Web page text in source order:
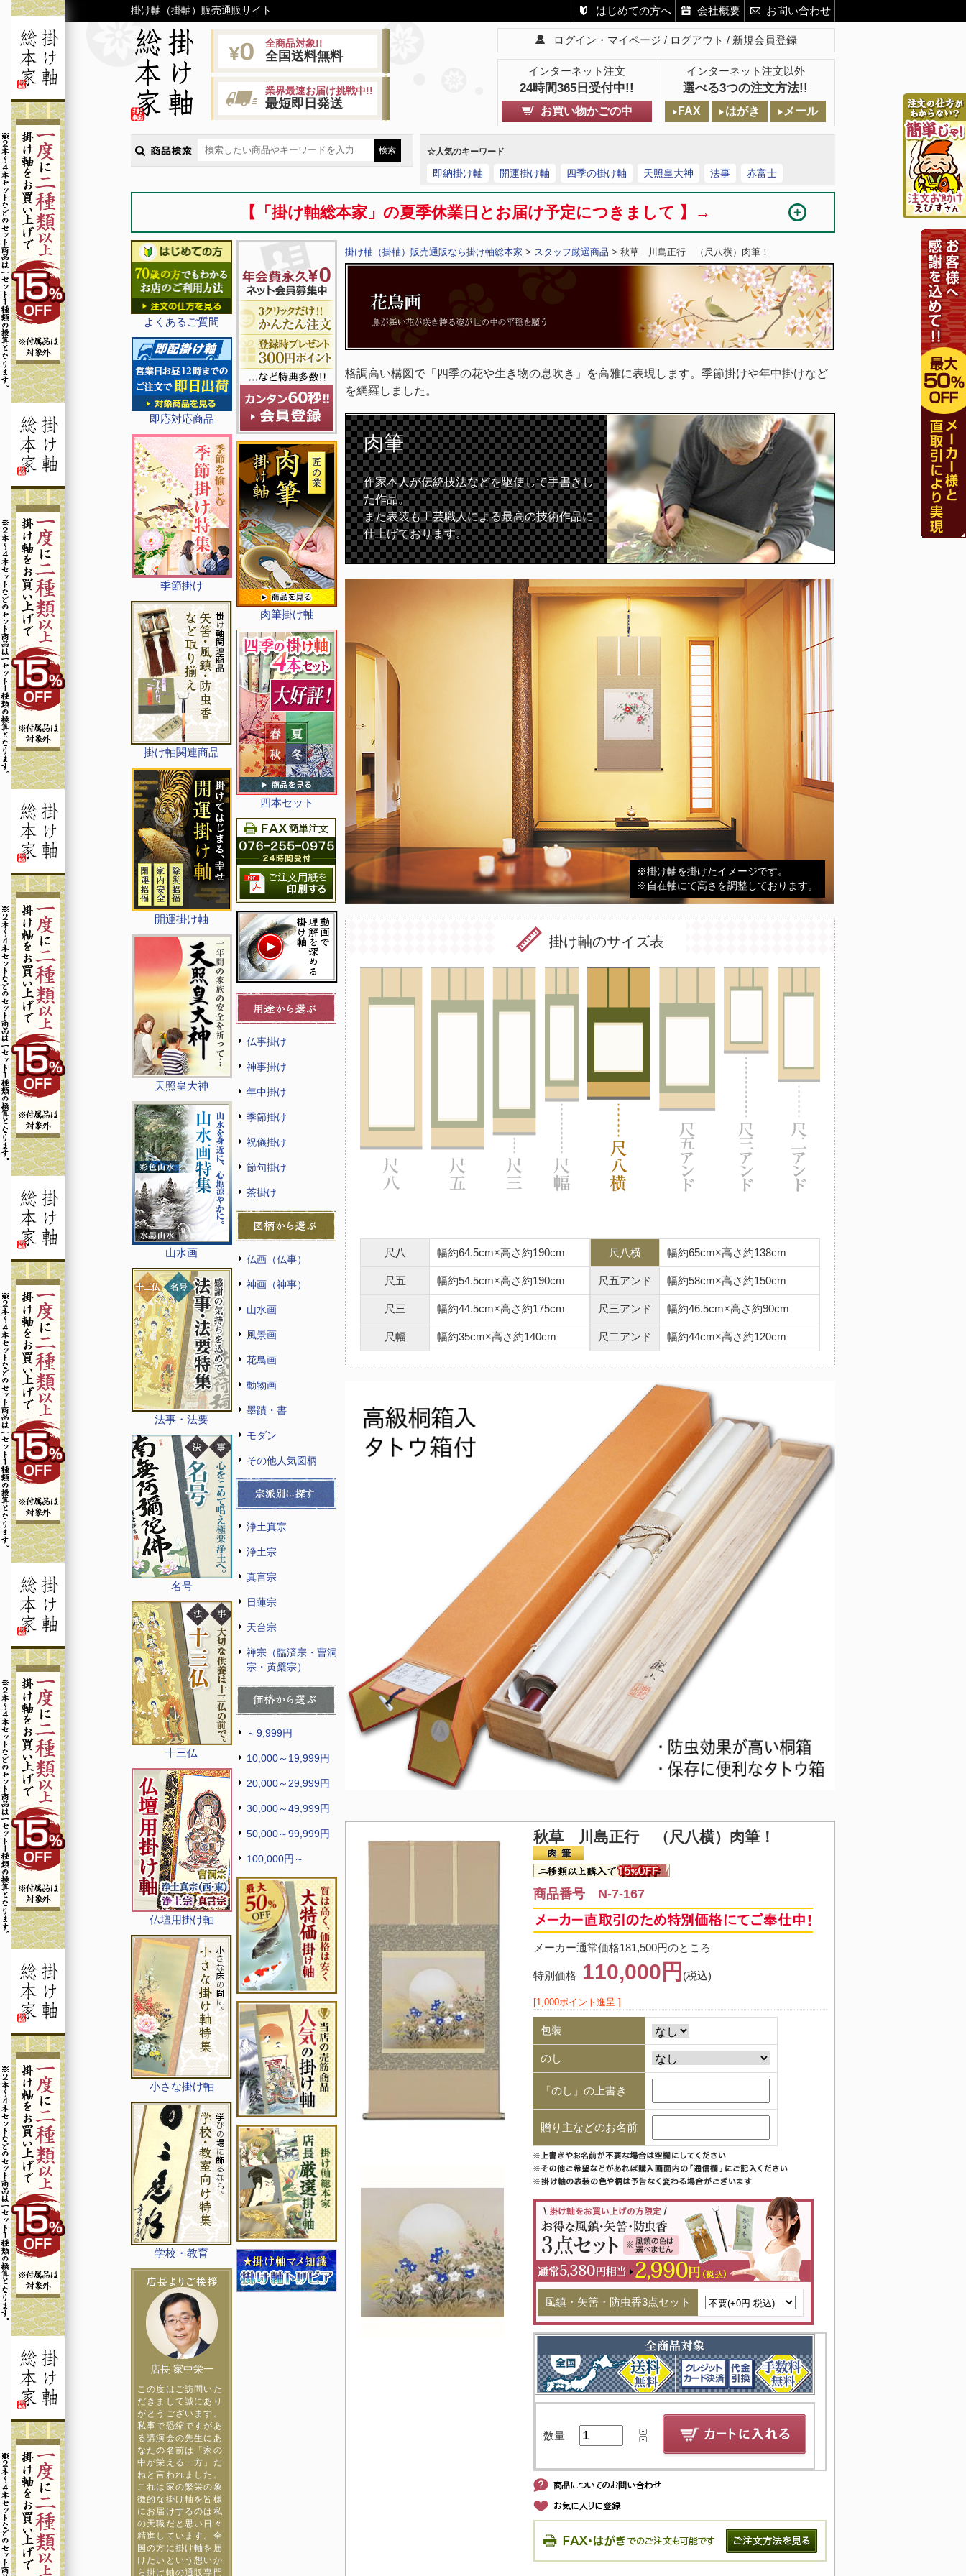
掛け軸（掛軸）販売通販サイト はじめての方へ 会社概要 お問い合わせ
全商品対象!!
全国送料無料
業界最速お届け挑戦中!!
最短即日発送
ログイン・マイページ ログアウト 新規会員登録
インターネット注文
24時間365日受付中!!
インターネット注文以外
選べる3つの注文方法!!
お買い物かごの中 FAX はがき メール
☆人気のキーワード
即納掛け軸 開運掛け軸 四季の掛け軸 天照皇大神 法事 赤富士
【「掛け軸総本家」の夏季休業日とお届け予定につきまして 】→
よくあるご質問
即応対応商品
季節掛け
掛け軸関連商品
開運掛け軸
天照皇大神
山水画
法事・法要
名号
十三仏
仏壇用掛け軸
小さな掛け軸
学校・教育
店長 家中栄一
この度はご訪問いた
だきまして誠にあり
がとうございます。
私事で恐縮ですがあ
る講演会の先生にあ
なたの名前は「家の
中が栄える一方」だ
ねと言われました。
これは家の繁栄の象
徴的な掛け軸を皆様
にお届けするのは私
の天職だと思い日々
精進しています。全
国の方に掛け軸を届
けたいという想いか
ら掛け軸の通販専門
肉筆掛け軸
四本セット
仏事掛け
神事掛け
年中掛け
季節掛け
祝儀掛け
節句掛け
茶掛け
仏画（仏事）
神画（神事）
山水画
風景画
花鳥画
動物画
墨蹟・書
モダン
その他人気図柄
浄土真宗
浄土宗
真言宗
日蓮宗
天台宗
禅宗（臨済宗・曹洞
宗・黄檗宗）
～9,999円
10,000～19,999円
20,000～29,999円
30,000～49,999円
50,000～99,999円
100,000円～
掛け軸（掛軸）販売通販なら掛け軸総本家 > スタッフ厳選商品 > 秋草 川島正行 （尺八横）肉筆！
格調高い構図で「四季の花や生き物の息吹き」を高雅に表現します。季節掛けや年中掛けなど
を網羅しました。
肉筆
作家本人が伝統技法などを駆使して手書きし
た作品。
また表装も工芸職人による最高の技術作品に
仕上げております。
※掛け軸を掛けたイメージです。
※自在軸にて高さを調整しております。
掛け軸のサイズ表
尺八 幅約64.5cm×高さ約190cm
尺五 幅約54.5cm×高さ約190cm
尺三 幅約44.5cm×高さ約175cm
尺幅 幅約35cm×高さ約140cm
尺八横 幅約65cm×高さ約138cm
尺五アンド 幅約58cm×高さ約150cm
尺三アンド 幅約46.5cm×高さ約90cm
尺二アンド 幅約44cm×高さ約120cm
秋草 川島正行 （尺八横）肉筆！
商品番号 N-7-167
メーカー通常価格181,500円のところ
特別価格 110,000円 (税込)
[1,000ポイント進呈 ]
包装
のし
「のし」の上書き
贈り主などのお名前
風鎮・矢筈・防虫香3点セット
数量